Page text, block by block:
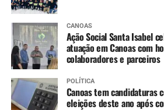
CANOAS
Ação Social Santa Isabel
atuação em Canoas com
colaboradores e parceiros
POLÍTICA
Canoas tem candidaturas
eleições deste ano após